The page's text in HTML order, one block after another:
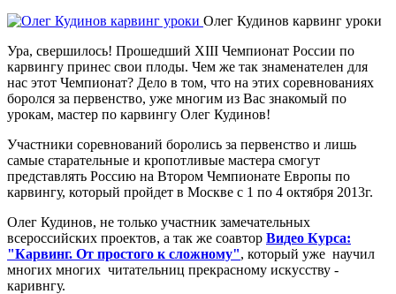
Олег Кудинов карвинг уроки
Ура, свершилось! Прошедший XIII Чемпионат России по
карвингу принес свои плоды. Чем же так знаменателен для
нас этот Чемпионат? Дело в том, что на этих соревнованиях
боролся за первенство, уже многим из Вас знакомый по
урокам, мастер по карвингу Олег Кудинов!
Участники соревнований боролись за первенство и лишь
самые старательные и кропотливые мастера смогут
представлять Россию на Втором Чемпионате Европы по
карвингу, который пройдет в Москве с 1 по 4 октября 2013г.
Олег Кудинов, не только участник замечательных
всероссийских проектов, а так же соавтор Видео Курса:
"Карвинг. От простого к сложному", который уже научил
многих многих читательниц прекрасному искусству -
каривнгу.